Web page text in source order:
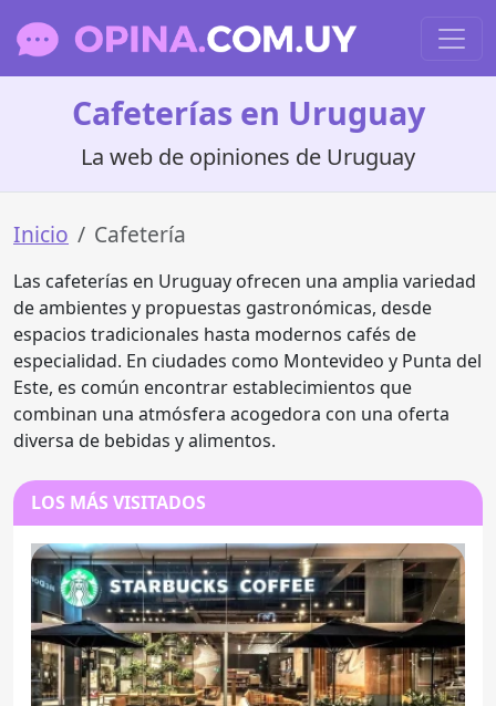
Cafeterías en Uruguay
La web de opiniones de Uruguay
Inicio Cafetería
​Las cafeterías en Uruguay ofrecen una amplia variedad
de ambientes y propuestas gastronómicas, desde
espacios tradicionales hasta modernos cafés de
especialidad. En ciudades como Montevideo y Punta del
Este, es común encontrar establecimientos que
combinan una atmósfera acogedora con una oferta
diversa de bebidas y alimentos.
LOS MÁS VISITADOS